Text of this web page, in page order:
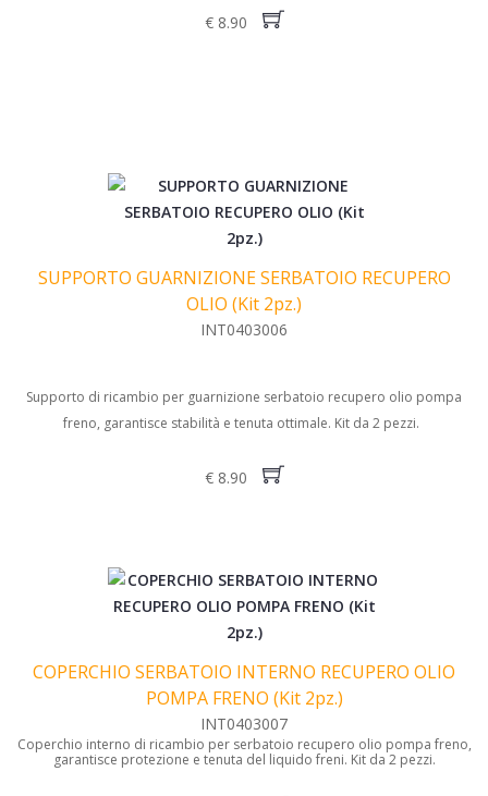
€ 8.90
SUPPORTO GUARNIZIONE SERBATOIO RECUPERO
OLIO (Kit 2pz.)
INT0403006
Supporto di ricambio per guarnizione serbatoio recupero olio pompa
freno, garantisce stabilità e tenuta ottimale. Kit da 2 pezzi.
€ 8.90
COPERCHIO SERBATOIO INTERNO RECUPERO OLIO
POMPA FRENO (Kit 2pz.)
INT0403007
Coperchio interno di ricambio per serbatoio recupero olio pompa freno,
garantisce protezione e tenuta del liquido freni. Kit da 2 pezzi.